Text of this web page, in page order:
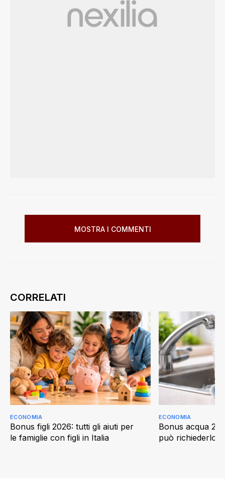
MOSTRA I COMMENTI
Bonus figli 2026: tutti gli aiuti per
le famiglie con figli in Italia
ECONOMIA
Bonus acqua
può richiederlo
ECONOMIA